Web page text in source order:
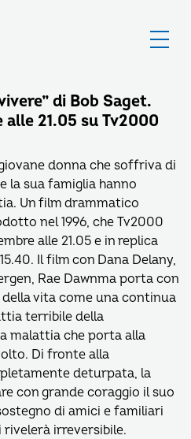
di Bob Saget.
21.05 su Tv2000
donna che soffriva di
la sua famiglia hanno
Un film drammatico
nel 1996, che Tv2000
alle 21.05 e in replica
Il film con Dana Delany,
Rae Dawnma porta con
vita come una continua
terribile della
malattia che porta alla
Di fronte alla
deturpata, la
con grande coraggio il suo
di amici e familiari
irreversibile.